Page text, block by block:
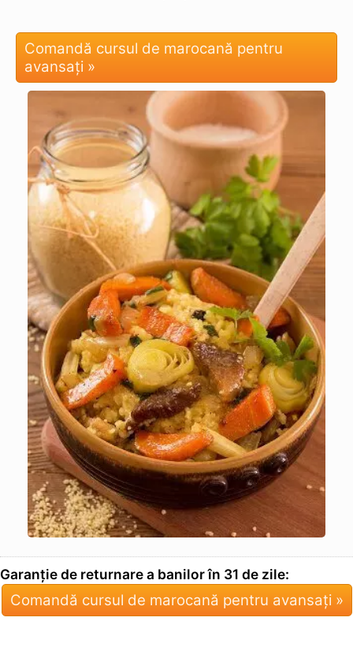
Comandă cursul de marocană pentru
avansați »
Garanție de returnare a banilor în 31 de zile:
Comandă cursul de marocană pentru avansați »